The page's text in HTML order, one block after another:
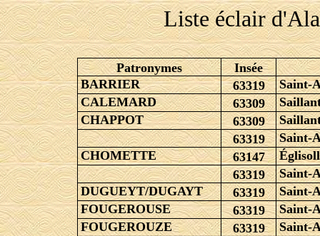
Liste éclair
Patronymes
Insée
BARRIER
63319
Saint-
CALEMARD
63309
CHAPPOT
63309
63319
Saint-
CHOMETTE
63147
63319
Saint-
DUGUEYT/DUGAYT
63319
Saint-
FOUGEROUSE
63319
Saint-
FOUGEROUZE
63319
Saint-